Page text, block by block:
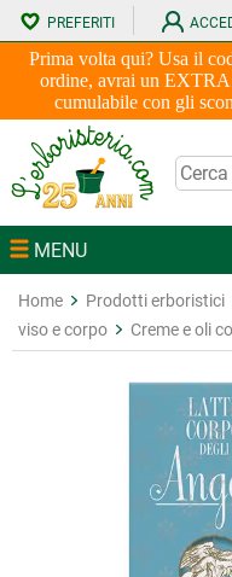
Prima volta qui? Usa il
ordine, avrai un
cumulabile con gli
PREFERITI
MENU
Home Prodotti erboristici
viso e corpo
Creme e oli